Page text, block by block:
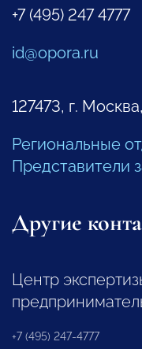
+7 (495) 247 4777
id@opora.ru
127473, г.
Региональные
Представители
Другие
Центр
+7 (495) 247-4777